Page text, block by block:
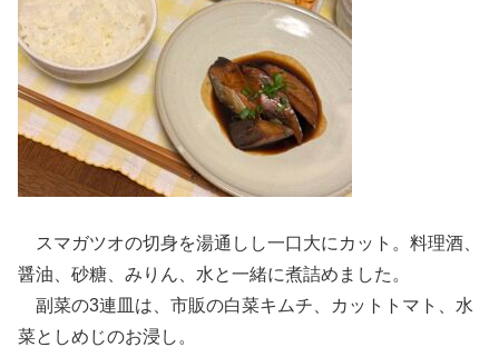
スマガツオの切身を湯通しし一口大にカット。料理酒、
醤油、砂糖、みりん、水と一緒に煮詰めました。
副菜の3連皿は、市販の白菜キムチ、カットトマト、水
菜としめじのお浸し。